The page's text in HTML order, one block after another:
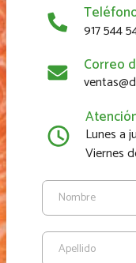
917 544
Correo
Lunes a
Viernes